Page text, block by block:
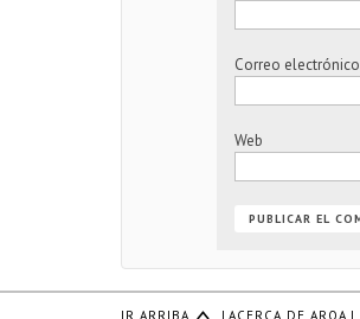
Correo electrónico
Web
IR ARRIBA | ACERCA DE ARQA |